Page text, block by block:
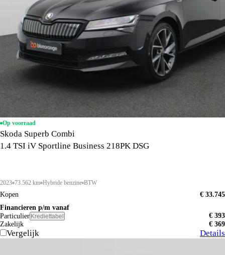
Op voorraad
Skoda Superb Combi
1.4 TSI iV Sportline Business 218PK DSG
2023 73.562 km Hybride benzine BTW
Kopen
€ 33.745
Financieren p/m vanaf
Particulier Krediettabel
€ 393
Zakelijk
€ 369
Vergelijk Details